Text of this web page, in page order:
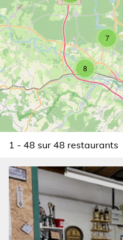
1 - 48 sur 48 restaurants
8
7